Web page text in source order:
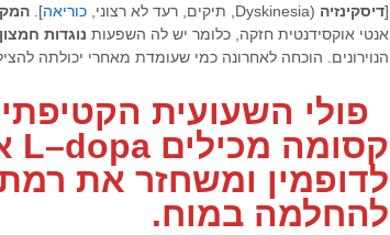
[דיסקינזיה (Dyskinesia, תיקים, רעד לא רצוני, כוריאה].
אנטי אוקסידנטית חזקה, כלומר יש לה השפעות נוגדות חמצון
הנוירונים. הוכחה לאחרונה כמי שעומדת מאחרי יכולתה
פולי השעועית
קסומה מכילים L–dopa
לדופמין ומשחזר את
להחלמה במוח.